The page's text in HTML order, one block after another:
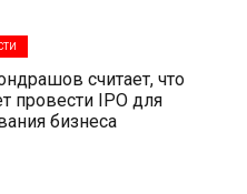
считает, что
провести IPO для
бизнеса